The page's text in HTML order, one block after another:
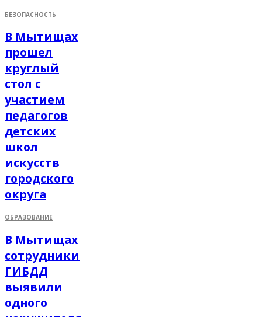
БЕЗОПАСНОСТЬ
В Мытищах
прошел
круглый
стол с
участием
педагогов
детских
школ
искусств
городского
округа
ОБРАЗОВАНИЕ
В Мытищах
сотрудники
ГИБДД
выявили
одного